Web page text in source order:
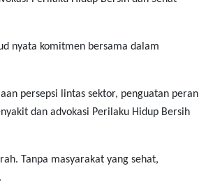
nyata komitmen bersama dalam
persepsi lintas sektor, penguatan peran
dan advokasi Perilaku Hidup Bersih
Tanpa masyarakat yang sehat,